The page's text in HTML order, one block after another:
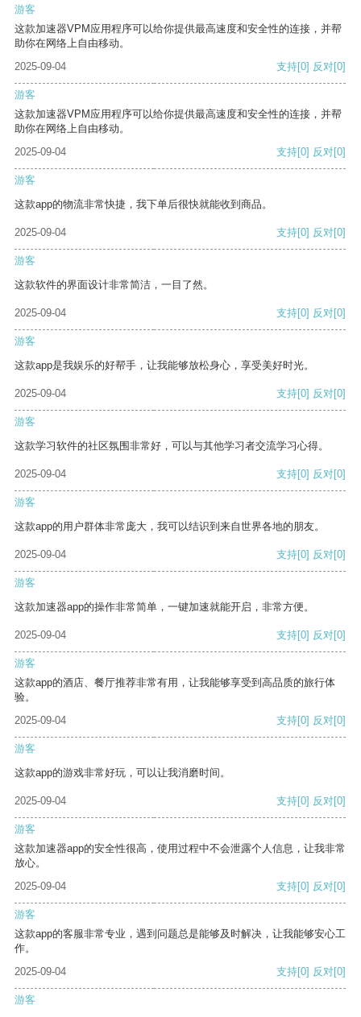
游客
这款加速器VPM应用程序可以给你提供最高速度和安全性的连接，并帮
助你在网络上自由移动。
2025-09-04
支持[0] 反对[0]
游客
这款加速器VPM应用程序可以给你提供最高速度和安全性的连接，并帮
助你在网络上自由移动。
2025-09-04
支持[0] 反对[0]
游客
这款app的物流非常快捷，我下单后很快就能收到商品。
2025-09-04 支持[0] 反对[0]
游客
这款软件的界面设计非常简洁，一目了然。
2025-09-04 支持[0] 反对[0]
游客
这款app是我娱乐的好帮手，让我能够放松身心，享受美好时光。
2025-09-04 支持[0] 反对[0]
游客
这款学习软件的社区氛围非常好，可以与其他学习者交流学习心得。
2025-09-04 支持[0] 反对[0]
游客
这款app的用户群体非常庞大，我可以结识到来自世界各地的朋友。
2025-09-04 支持[0] 反对[0]
游客
这款加速器app的操作非常简单，一键加速就能开启，非常方便。
2025-09-04 支持[0] 反对[0]
游客
这款app的酒店、餐厅推荐非常有用，让我能够享受到高品质的旅行体
验。
2025-09-04
支持[0] 反对[0]
游客
这款app的游戏非常好玩，可以让我消磨时间。
2025-09-04 支持[0] 反对[0]
游客
这款加速器app的安全性很高，使用过程中不会泄露个人信息，让我非常
放心。
2025-09-04
支持[0] 反对[0]
游客
这款app的客服非常专业，遇到问题总是能够及时解决，让我能够安心工
作。
2025-09-04
支持[0] 反对[0]
游客